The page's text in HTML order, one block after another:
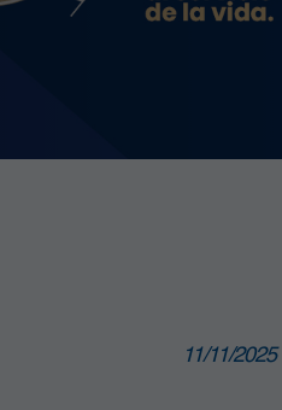
11/11/2025